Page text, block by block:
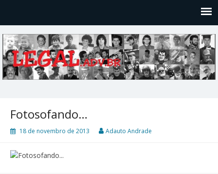
Fotosofando…
18 de novembro de 2013 Adauto Andrade